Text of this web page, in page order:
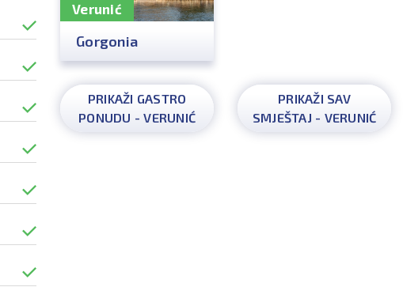
Verunić
Gorgonia
PRIKAŽI GASTRO
PONUDU - VERUNIĆ
PRIKAŽI SAV
SMJEŠTAJ - VERUNIĆ